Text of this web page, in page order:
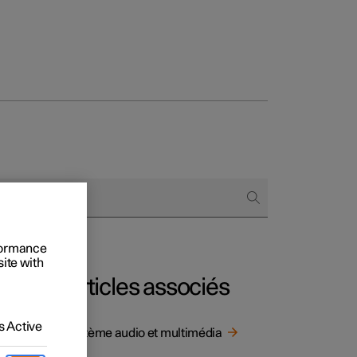
de financement
en nature
Articles associés
Système audio et multimédia
with
Active